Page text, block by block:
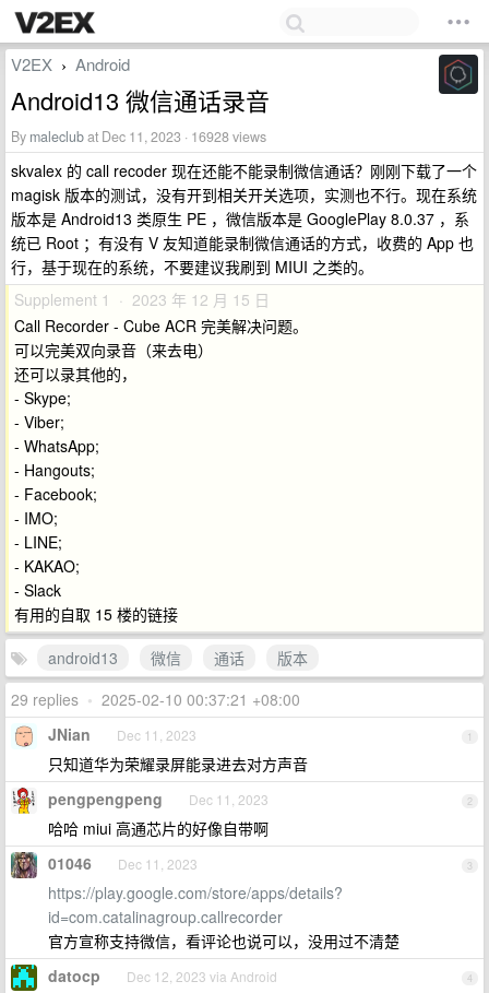
V2EX › Android
Android13 微信通话录音
By maleclubat Dec 11, 2023 · 16928 views
skvalex 的 call recoder 现在还能不能录制微信通话？刚刚下载了一个
magisk 版本的测试，没有开到相关开关选项，实测也不行。现在系统
版本是 Android13 类原生 PE ，微信版本是 GooglePlay 8.0.37 ，系
统已 Root ；有没有 V 友知道能录制微信通话的方式，收费的 App 也
行，基于现在的系统，不要建议我刷到 MIUI 之类的。
Supplement 1 · 2023 年 12 月 15 日
Call Recorder - Cube ACR 完美解决问题。
可以完美双向录音（来去电）
还可以录其他的，
- Skype;
- Viber;
- WhatsApp;
- Hangouts;
- Facebook;
- IMO;
- LINE;
- KAKAO;
- Slack
有用的自取 15 楼的链接
android13
微信 通话
版本
29 replies • 2025-02-10 00:37:21 +08:00
1
JNian Dec 11, 2023
只知道华为荣耀录屏能录进去对方声音
2
pengpengpeng Dec 11, 2023
哈哈 miui 高通芯片的好像自带啊
3
01046 Dec 11, 2023
https://play.google.com/store/apps/details?
id=com.catalinagroup.callrecorder
官方宣称支持微信，看评论也说可以，没用过不清楚
4
datocp Dec 12, 2023 via Android